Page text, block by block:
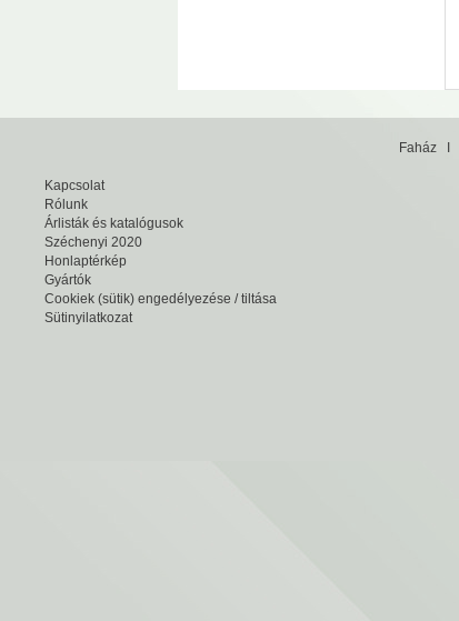
FaházI
Kapcsolat
Rólunk
Árlisták és katalógusok
Széchenyi 2020
Honlaptérkép
Gyártók
Cookiek (sütik) engedélyezése / tiltása
Sütinyilatkozat